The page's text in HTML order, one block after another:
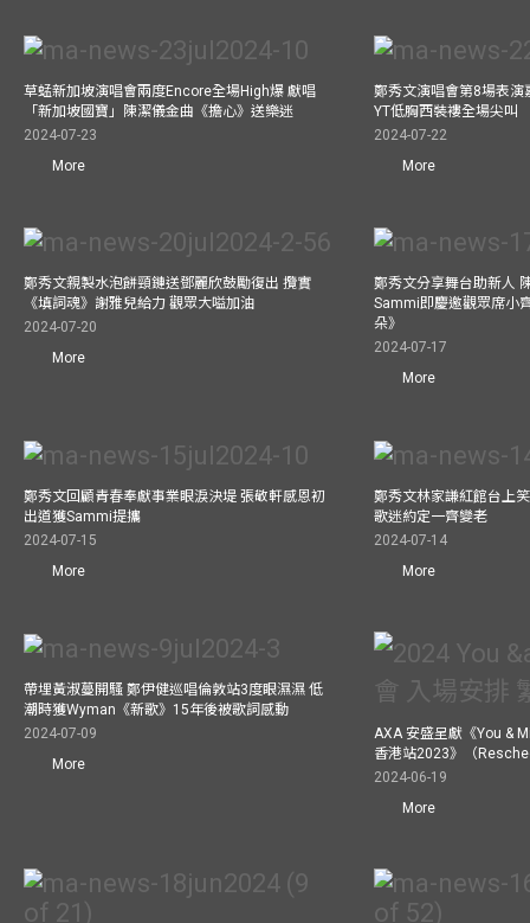
草蜢新加坡演唱會兩度Encore全場High爆 獻唱
「新加坡國寶」陳潔儀金曲《擔心》送樂迷
2024-07-23
More
鄭秀文演唱會第8場表
YT低胸西裝褸全場尖叫
2024-07-22
More
鄭秀文親製水泡餅頸鏈送鄧麗欣鼓勵復出 攬實
《填詞魂》謝雅兒給力 觀眾大嗌加油
2024-07-20
More
鄭秀文分享舞台助新人
Sammi即慶邀觀眾席小
朵》
2024-07-17
More
鄭秀文回顧青春奉獻事業眼淚決堤 張敬軒感恩初
出道獲Sammi提攜
2024-07-15
More
鄭秀文林家謙紅館台上
歌迷約定一齊變老
2024-07-14
More
帶埋黃淑蔓開騷 鄭伊健巡唱倫敦站3度眼濕濕 低
潮時獲Wyman《新歌》15年後被歌詞感動
2024-07-09
More
AXA 安盛呈獻《You &
香港站2023》（
2024-06-19
More